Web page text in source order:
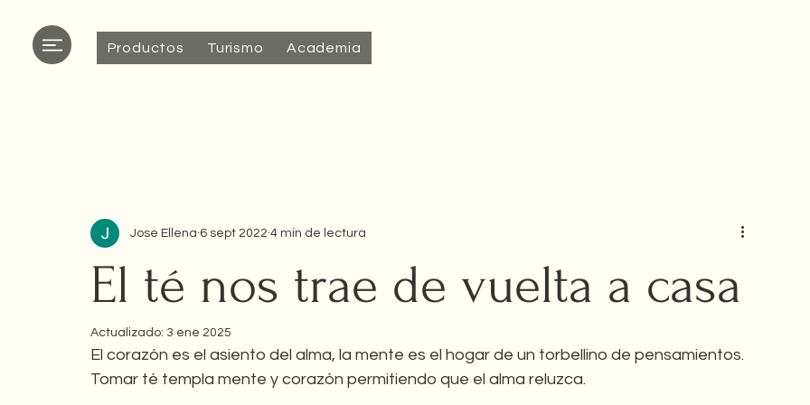
Productos Turismo Academia
El té nos trae de vuelta a casa
Jose Ellena 6 sept 2022 4 min de lectura
Actualizado: 3 ene 2025
El corazón es el asiento del alma, la mente es el hogar de un torbellino de pensamientos.
Tomar té templa mente y corazón permitiendo que el alma reluzca.